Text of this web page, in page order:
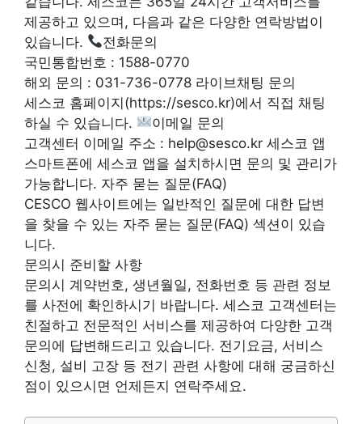
제공하고 있으며, 다음과 같은 다양한 연락방법이
있습니다.
전화문의
국민통합번호 : 1588-0770
해외 문의 : 031-736-0778 라이브채팅 문의
세스코 홈페이지(https://sesco.kr)에서 직접 채팅
하실 수 있습니다.
이메일 문의
고객센터 이메일 주소 : help@sesco.kr 세스코 앱
스마트폰에 세스코 앱을 설치하시면 문의 및 관리가
가능합니다. 자주 묻는 질문(FAQ)
CESCO 웹사이트에는 일반적인 질문에 대한 답변
을 찾을 수 있는 자주 묻는 질문(FAQ) 섹션이 있습
니다.
문의시 준비할 사항
문의시 계약번호, 생년월일, 전화번호 등 관련 정보
를 사전에 확인하시기 바랍니다. 세스코 고객센터는
친절하고 전문적인 서비스를 제공하여 다양한 고객
문의에 답변해드리고 있습니다. 전기요금, 서비스
신청, 설비 고장 등 전기 관련 사항에 대해 궁금하신
점이 있으시면 언제든지 연락주세요.